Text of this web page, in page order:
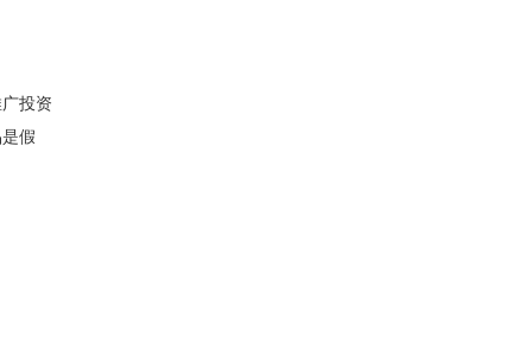
投资
假